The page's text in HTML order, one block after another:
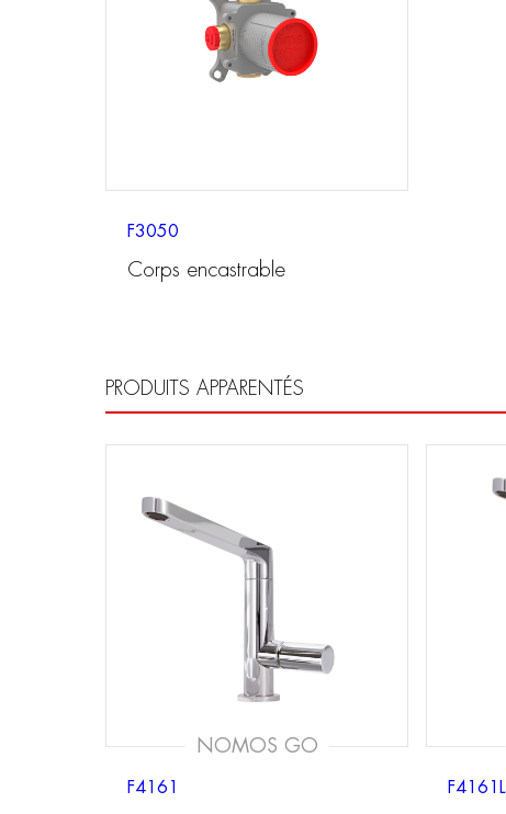
F3050
Corps encastrable
PRODUITS APPARENTÉS
NOMOS GO
F4161 F4161L